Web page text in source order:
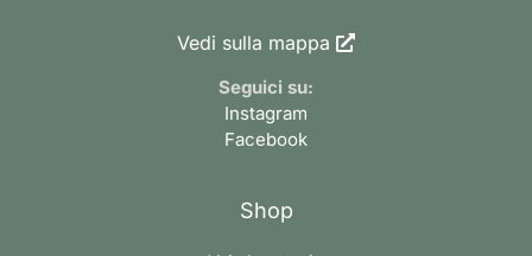
Vedi sulla mappa
Seguici su:
Instagram
Facebook
Shop